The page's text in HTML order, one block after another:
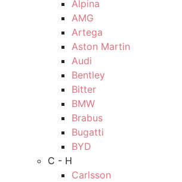
Alpina
AMG
Artega
Aston Martin
Audi
Bentley
Bitter
BMW
Brabus
Bugatti
BYD
C - H
Carlsson